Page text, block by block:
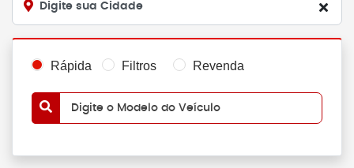
Digite sua Cidade
Rápida Filtros Revenda
Digite o Modelo do Veículo